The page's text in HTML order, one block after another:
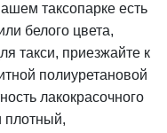
таксопарке есть
белого цвета,
такси, приезжайте к
полиуретановой
лакокрасочного
плотный,